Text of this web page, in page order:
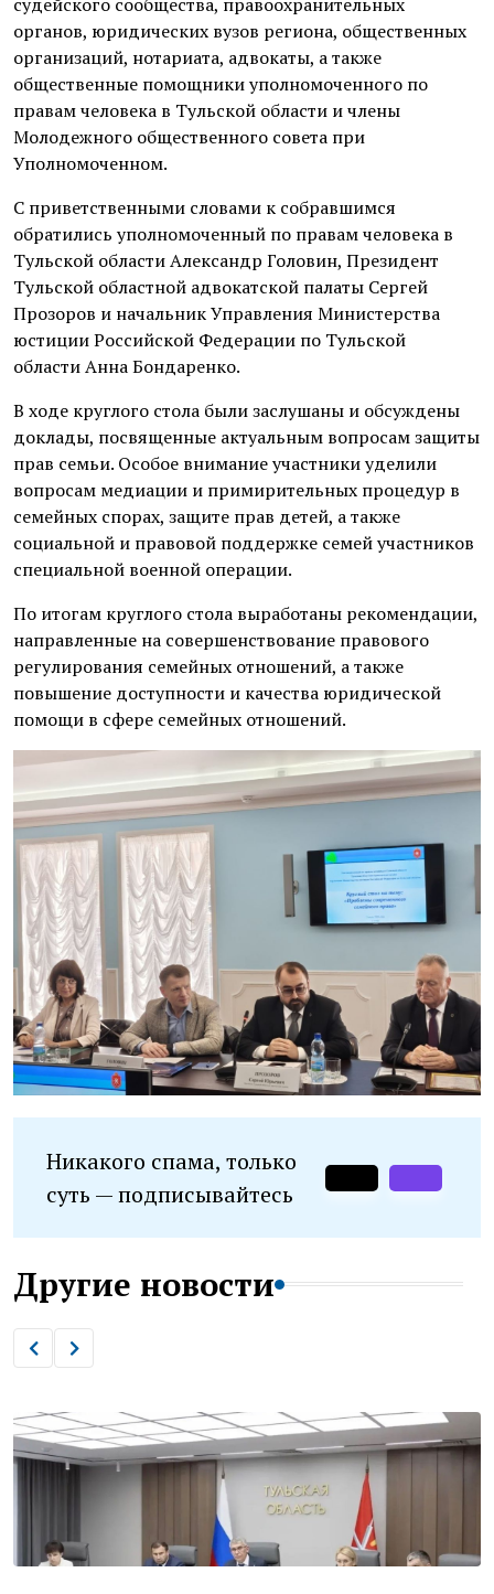
органов, юридических вузов региона, общественных
организаций, нотариата, адвокаты, а также
общественные помощники уполномоченного по
правам человека в Тульской области и члены
Молодежного общественного совета при
Уполномоченном.
С приветственными словами к собравшимся
обратились уполномоченный по правам человека в
Тульской области Александр Головин, Президент
Тульской областной адвокатской палаты Сергей
Прозоров и начальник Управления Министерства
юстиции Российской Федерации по Тульской
области Анна Бондаренко.
В ходе круглого стола были заслушаны и обсуждены
доклады, посвященные актуальным вопросам защиты
прав семьи. Особое внимание участники уделили
вопросам медиации и примирительных процедур в
семейных спорах, защите прав детей, а также
социальной и правовой поддержке семей участников
специальной военной операции.
По итогам круглого стола выработаны рекомендации,
направленные на совершенствование правового
регулирования семейных отношений, а также
повышение доступности и качества юридической
помощи в сфере семейных отношений.
Никакого спама, только
суть — подписывайтесь
Другие новости